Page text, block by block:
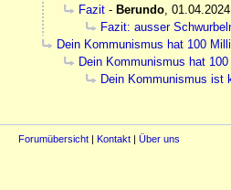
Fazit - Berundo
Fazit: ausser
Dein Kommunismus hat 100
Dein Kommunismus hat
Dein Kommunismus ist
Forumübersicht | Kontakt | Über uns